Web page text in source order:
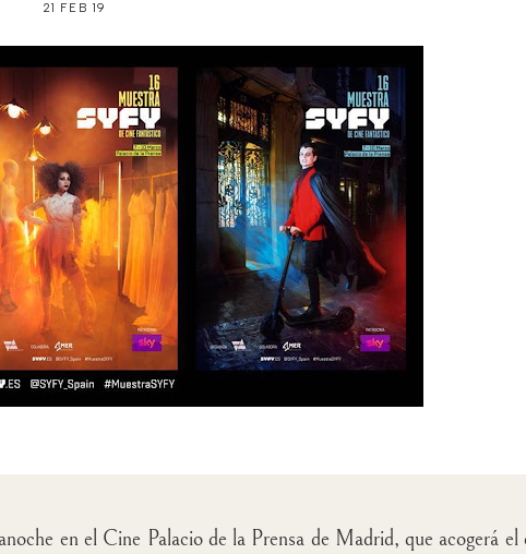
21 FEB 19
en el Cine Palacio de la Prensa de Madrid, que acogerá el